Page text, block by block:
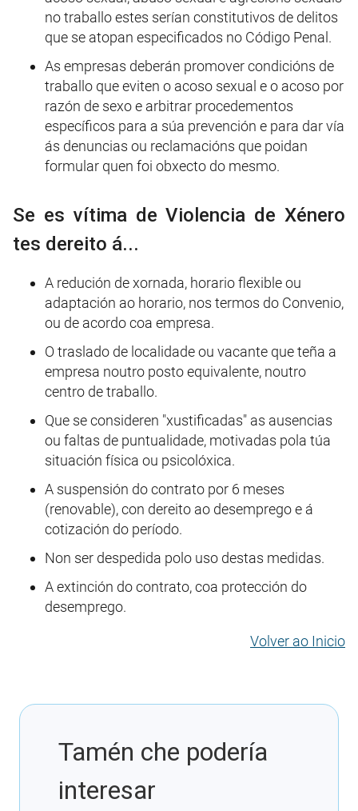
no traballo estes serían constitutivos de delitos
que se atopan especificados no Código Penal.
As empresas deberán promover condicións de
traballo que eviten o acoso sexual e o acoso por
razón de sexo e arbitrar procedementos
específicos para a súa prevención e para dar vía
ás denuncias ou reclamacións que poidan
formular quen foi obxecto do mesmo.
Se es vítima de Violencia de Xénero
tes dereito á...
A redución de xornada, horario flexible ou
adaptación ao horario, nos termos do Convenio,
ou de acordo coa empresa.
O traslado de localidade ou vacante que teña a
empresa noutro posto equivalente, noutro
centro de traballo.
Que se consideren "xustificadas" as ausencias
ou faltas de puntualidade, motivadas pola túa
situación física ou psicolóxica.
A suspensión do contrato por 6 meses
(renovable), con dereito ao desemprego e á
cotización do período.
Non ser despedida polo uso destas medidas.
A extinción do contrato, coa protección do
desemprego.
Volver ao Inicio
Tamén che podería
interesar